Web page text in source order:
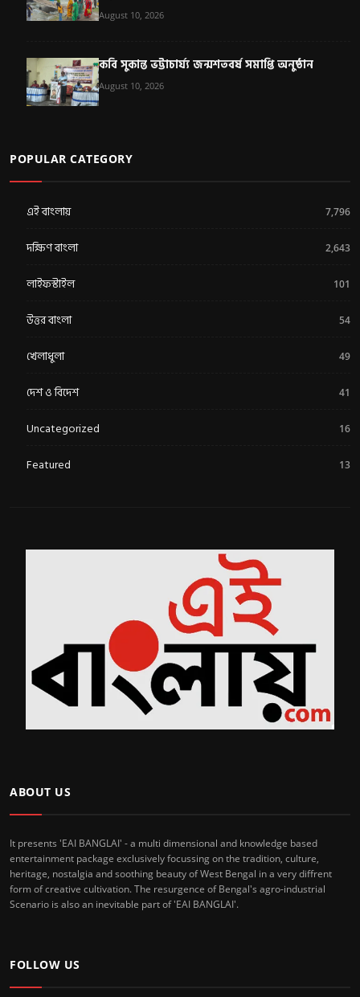
August 10, 2026
কবি সুকান্ত ভট্টাচার্য্য জন্মশতবর্ষ সমাপ্তি অনুষ্ঠান
August 10, 2026
POPULAR CATEGORY
এই বাংলায় 7,796
দক্ষিণ বাংলা 2,643
লাইফস্টাইল 101
উত্তর বাংলা 54
খেলাধুলা 49
দেশ ও বিদেশ 41
Uncategorized 16
Featured 13
ABOUT US
It presents 'EAI BANGLAI' - a multi dimensional and knowledge based
entertainment package exclusively focussing on the tradition, culture,
heritage, nostalgia and soothing beauty of West Bengal in a very diffrent
form of creative cultivation. The resurgence of Bengal's agro-industrial
Scenario is also an inevitable part of 'EAI BANGLAI'.
FOLLOW US